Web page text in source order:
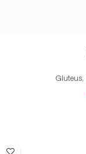
Gluteus,